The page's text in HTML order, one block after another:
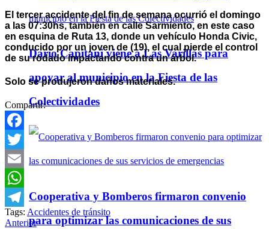
Darío Capitani viene a Las Varillas para
apoyar al municipio en la Fiesta de las
Colectividades
Cooperativa y Bomberos firmaron convenio
para optimizar las comunicaciones de sus
El tercer accidente del fin de semana ocurrió el domingo
a las 07:30hs, también en calle Sarmiento, en este caso
en esquina de Ruta 13, donde un vehículo Honda Civic,
conducido por un joven de (19), el cual pierde el control
de su rodado impactando contra un árbol.
Solo se produjeron daños materiales.
Compartir:
Facebook
Twitter
Email
WhatsApp
Telegram
Tags: Accidentes de tránsito
Anterior